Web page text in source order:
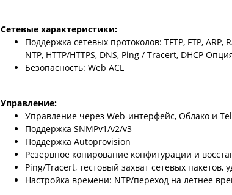
Сетевые характеристики:
Поддержка сетевых протоколов: TFTP, FTP, ARP,
NTP, HTTP/HTTPS, DNS, Ping / Tracert, DHCP
Безопасность: Web ACL
Управление:
Управление через Web-интерфейс, Облако и
Поддержка SNMPv1/v2/v3
Поддержка Autoprovision
Резервное копирование конфигурации и
Ping/Tracert, тестовый захват сетевых пакетов,
Настройка времени: NTP/переход на летнее